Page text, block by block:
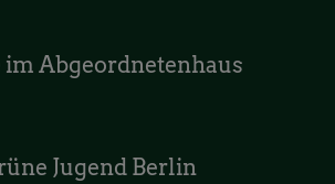
im Abgeordnetenhaus
Jugend Berlin